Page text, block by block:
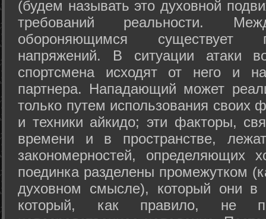
(будем называть это духовной
требований реальности.
обороняющимся существует
напряжений. В ситуации атаки
спортсмена исходят от него и
партнера. Нападающий может
только путем использования своих
и техники айкидо; эти факторы,
времени и в пространстве,
закономерностей, определяющих
поединка разделены промежутком
духовном смысле), который они в
который, как правило, не